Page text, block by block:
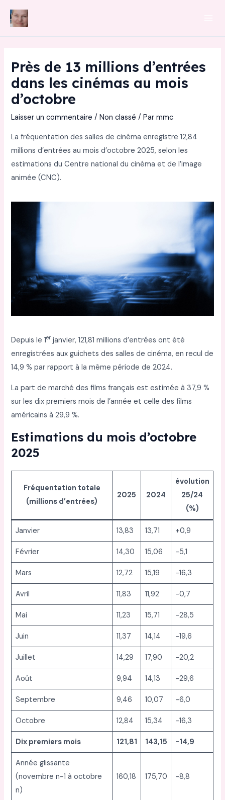
Près de 13 millions d’entrées
dans les cinémas au mois
d’octobre
Laisser un commentaire /Non classé / Parmmc
La fréquentation des salles de cinéma enregistre 12,84
millions d’entrées au mois d’octobre 2025, selon les
estimations du Centre national du cinéma et de l’image
animée (CNC).
Depuis le 1er janvier, 121,81 millions d’entrées ont été
enregistrées aux guichets des salles de cinéma, en recul de
14,9 % par rapport à la même période de 2024.
La part de marché des films français est estimée à 37,9 %
sur les dix premiers mois de l’année et celle des films
américains à 29,9 %.
Estimations du mois d’octobre
2025
Fréquentation totale
(millions d’entrées)
2025 2024
évolution
25/24
(%)
Janvier 13,83 13,71 +0,9
Février 14,30 15,06 -5,1
Mars 12,72 15,19 -16,3
Avril 11,83 11,92 -0,7
Mai 11,23 15,71 -28,5
Juin 11,37 14,14 -19,6
Juillet 14,29 17,90 -20,2
Août 9,94 14,13 -29,6
Septembre 9,46 10,07 -6,0
Octobre 12,84 15,34 -16,3
Dix premiers mois 121,81 143,15 -14,9
Année glissante
(novembre n-1 à octobre
n)
160,18 175,70 -8,8